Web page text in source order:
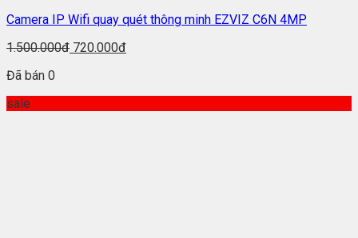
Camera IP Wifi quay quét thông minh EZVIZ C6N 4MP
1.500.000đ 720.000đ
Đã bán 0
sale